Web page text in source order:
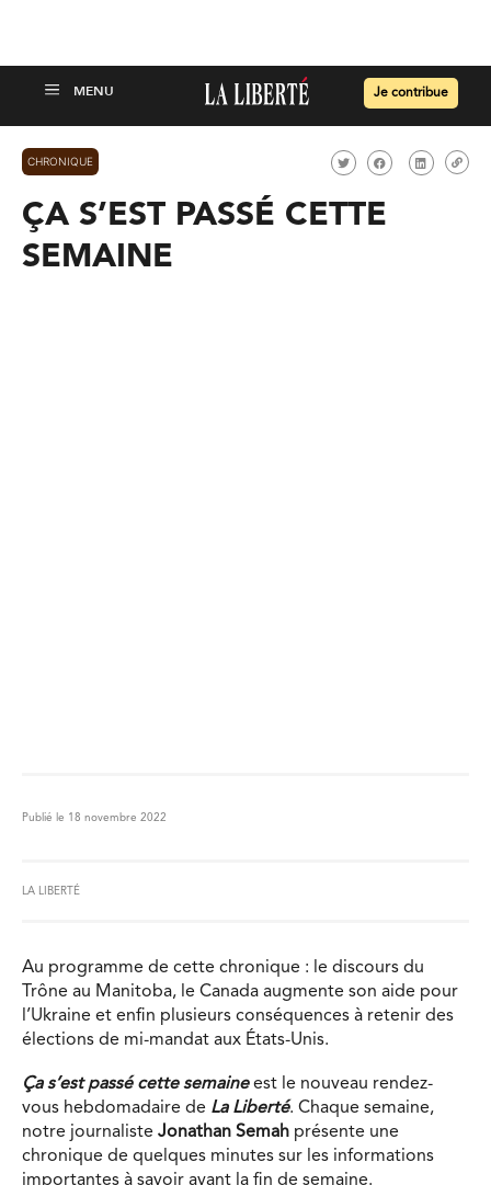
Je contribue
CHRONIQUE
ÇA S’EST PASSÉ CETTE
SEMAINE
Publié le 18 novembre 2022
LA LIBERTÉ
Au programme de cette chronique : le discours du
Trône au Manitoba, le Canada augmente son aide pour
l’Ukraine et enfin plusieurs conséquences à retenir des
élections de mi-mandat aux États-Unis.
Ça s’est passé cette semaineest le nouveau rendez-
vous hebdomadaire de La Liberté. Chaque semaine,
notre journaliste Jonathan Semah présente une
chronique de quelques minutes sur les informations
importantes à savoir avant la fin de semaine.